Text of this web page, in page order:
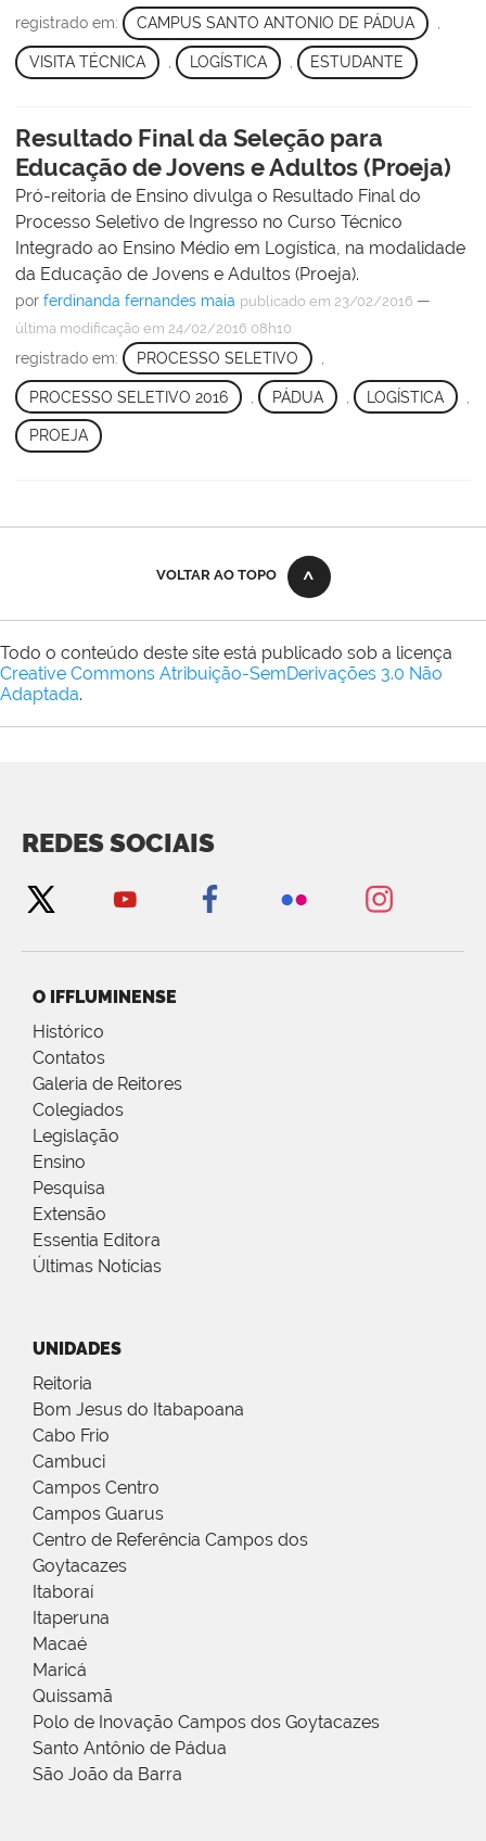
registrado em: CAMPUS SANTO ANTONIO DE PÁDUA ,
VISITA TÉCNICA LOGÍSTICA ESTUDANTE
Resultado Final da Seleção para
Educação de Jovens e Adultos (Proeja)
Pró-reitoria de Ensino divulga o Resultado Final do
Processo Seletivo de Ingresso no Curso Técnico
Integrado ao Ensino Médio em Logística, na modalidade
da Educação de Jovens e Adultos (Proeja).
por ferdinanda fernandes maia publicado em 23/02/2016 —
última modificação em 24/02/2016 08h10
registrado em: PROCESSO SELETIVO
PROCESSO SELETIVO 2016 PÁDUA LOGÍSTICA
PROEJA
VOLTAR AO TOPO
Todo o conteúdo deste site está publicado sob a licença
Creative Commons Atribuição-SemDerivações 3.0 Não
Adaptada.
REDES SOCIAIS
O IFFLUMINENSE
Histórico
Contatos
Galeria de Reitores
Colegiados
Legislação
Ensino
Pesquisa
Extensão
Essentia Editora
Últimas Notícias
UNIDADES
Reitoria
Bom Jesus do Itabapoana
Cabo Frio
Cambuci
Campos Centro
Campos Guarus
Centro de Referência Campos dos
Goytacazes
Itaboraí
Itaperuna
Macaé
Maricá
Quissamã
Polo de Inovação Campos dos Goytacazes
Santo Antônio de Pádua
São João da Barra